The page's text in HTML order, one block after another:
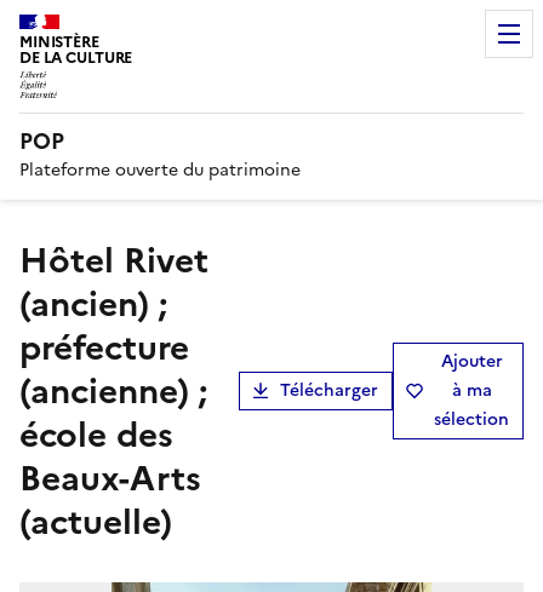
MINISTÈRE
DE LA CULTURE
POP
Plateforme ouverte du patrimoine
hôtel Rivet
(ancien) ;
préfecture
(ancienne) ;
école des
Beaux-Arts
(actuelle)
Télécharger
Ajouter
à ma
sélection